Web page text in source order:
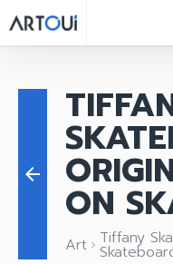
arrow_back
ON
Art keyboard_arrow_right Tiffany